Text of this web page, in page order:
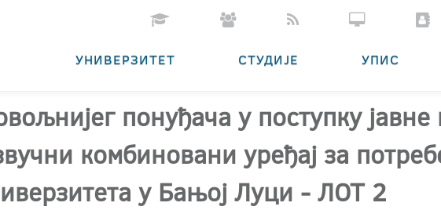
УНИВЕРЗИТЕТ СТУДИЈЕ УПИС
понуђача у поступку јавне
комбиновани уређај за
у Бањој Луци - ЛОТ 2